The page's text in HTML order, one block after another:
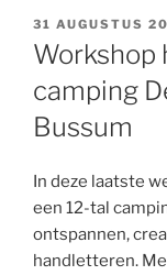
GEPLAATST
OP
31 AUGUSTUS
Workshop
camping
Bussum
In deze laatste
een 12-tal
ontspannen,
handletteren.